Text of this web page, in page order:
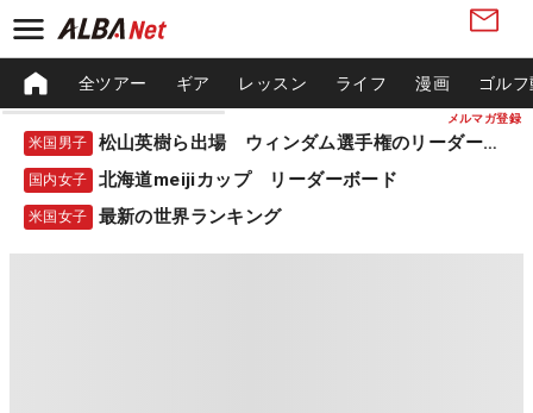
メルマガ登録
全ツアー ギア レッスン ライフ 漫画 ゴル
米国男子 松山英樹ら出場 ウィンダム選手権のリーダーボード
国内女子 北海道meijiカップ リーダーボード
米国女子 最新の世界ランキング